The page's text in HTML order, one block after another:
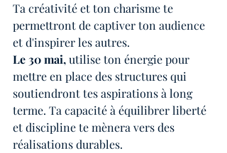
Ta créativité et ton charisme te
permettront de captiver ton audience
et d'inspirer les autres.
Le 30 mai, utilise ton énergie pour
mettre en place des structures qui
soutiendront tes aspirations à long
terme. Ta capacité à équilibrer liberté
et discipline te mènera vers des
réalisations durables.